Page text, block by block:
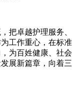
把卓越护理服务、
工作重心，在标准
为百姓健康、社会
展新篇章，向着三